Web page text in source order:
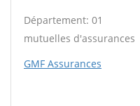
Département: 01
mutuelles d'assurances
GMF Assurances